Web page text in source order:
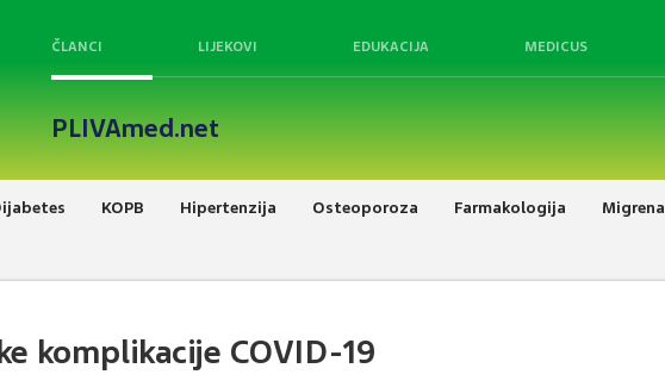
ČLANCI LIJEKOVI EDUKACIJA MEDICUS
PLIVAmed.net
KOPB Hipertenzija Osteoporoza Farmakologija Migrena
komplikacije COVID-19